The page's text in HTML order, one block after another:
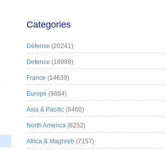
Categories
Défense (20241)
Defence (18989)
France (14639)
Europe (9884)
Asia & Pacific (8460)
North America (8252)
Africa & Maghreb (7157)